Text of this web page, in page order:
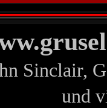
Sinclair,
und